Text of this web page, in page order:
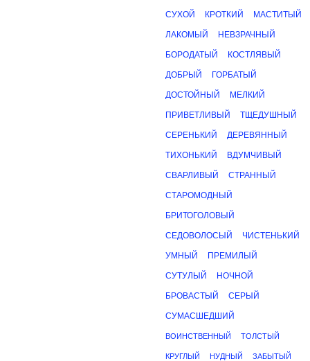
СУХОЙ КРОТКИЙ МАСТИТЫЙ
ЛАКОМЫЙ НЕВЗРАЧНЫЙ
БОРОДАТЫЙ КОСТЛЯВЫЙ
ДОБРЫЙ ГОРБАТЫЙ
ДОСТОЙНЫЙ МЕЛКИЙ
ПРИВЕТЛИВЫЙ ТЩЕДУШНЫЙ
СЕРЕНЬКИЙ ДЕРЕВЯННЫЙ
ТИХОНЬКИЙ ВДУМЧИВЫЙ
СВАРЛИВЫЙ СТРАННЫЙ
СТАРОМОДНЫЙ
БРИТОГОЛОВЫЙ
СЕДОВОЛОСЫЙ ЧИСТЕНЬКИЙ
УМНЫЙ ПРЕМИЛЫЙ
СУТУЛЫЙ НОЧНОЙ
БРОВАСТЫЙ СЕРЫЙ
СУМАСШЕДШИЙ
ВОИНСТВЕННЫЙ ТОЛСТЫЙ
КРУГЛЫЙ НУДНЫЙ ЗАБЫТЫЙ